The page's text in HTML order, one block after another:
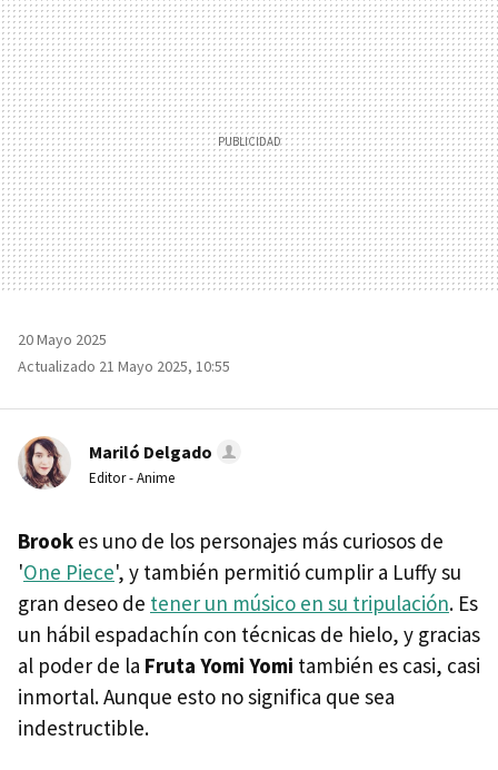
MAIL
20 Mayo 2025
Actualizado 21 Mayo 2025, 10:55
Mariló Delgado
Editor - Anime
Brook es uno de los personajes más curiosos de
'One Piece', y también permitió cumplir a Luffy su
gran deseo de tener un músico en su tripulación. Es
un hábil espadachín con técnicas de hielo, y gracias
al poder de la Fruta Yomi Yomi también es casi, casi
inmortal. Aunque esto no significa que sea
indestructible.